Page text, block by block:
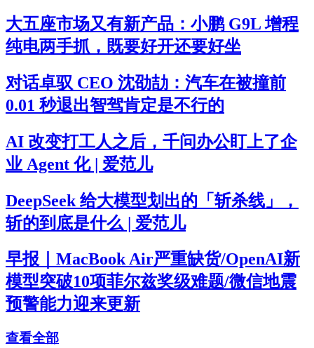
大五座市场又有新产品：小鹏 G9L 增程
纯电两手抓，既要好开还要好坐
对话卓驭 CEO 沈劭劼：汽车在被撞前
0.01 秒退出智驾肯定是不行的
AI 改变打工人之后，千问办公盯上了企
业 Agent 化 | 爱范儿
DeepSeek 给大模型划出的「斩杀线」，
斩的到底是什么 | 爱范儿
早报｜MacBook Air严重缺货/OpenAI新
模型突破10项菲尔兹奖级难题/微信地震
预警能力迎来更新
查看全部